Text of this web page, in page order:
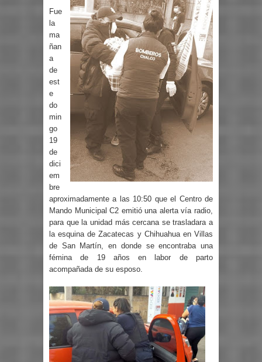
Fue
la
ma
ñan
a
de
est
e
do
min
go
19
de
dici
em
bre
aproximadamente a las 10:50 que el Centro de
Mando Municipal C2 emitió una alerta vía radio,
para que la unidad más cercana se trasladara a
la esquina de Zacatecas y Chihuahua en Villas
de San Martín, en donde se encontraba una
fémina de 19 años en labor de parto
acompañada de su esposo.